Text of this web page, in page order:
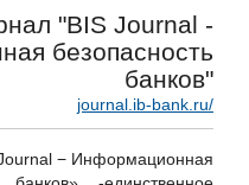
онлайн»
"BIS Journal -
безопасность
банков"
journal.ib-bank.ru/
− Информационная